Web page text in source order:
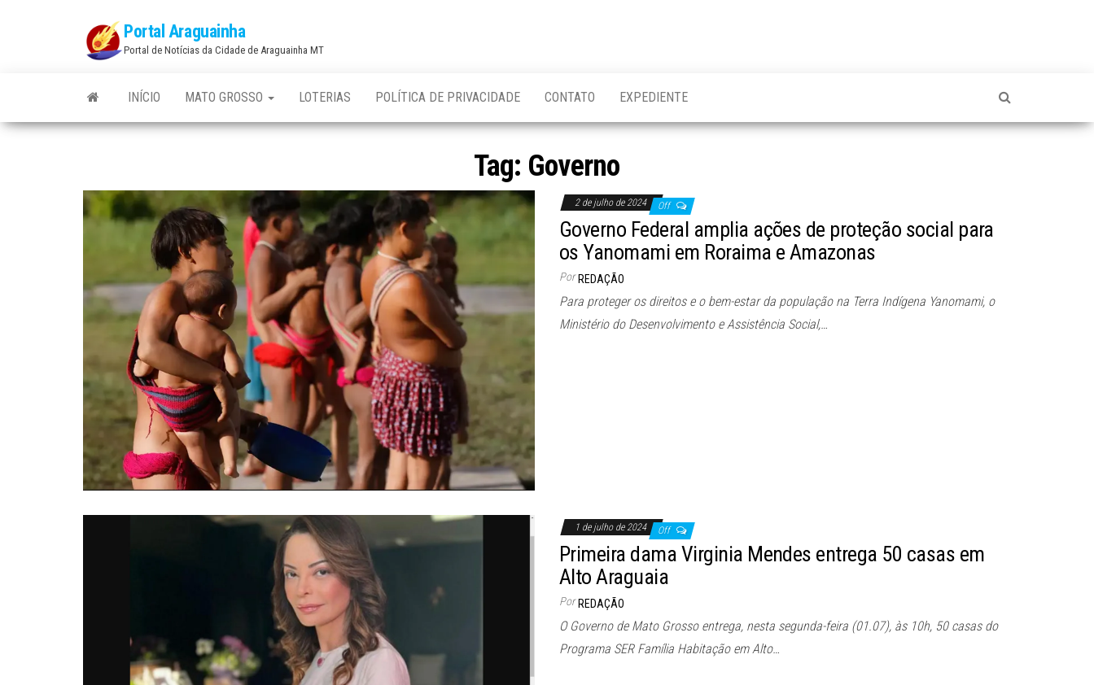
Portal Araguainha
Portal de Notícias da Cidade de Araguainha MT
INÍCIO MATO GROSSO LOTERIAS POLÍTICA DE PRIVACIDADE CONTATO EXPEDIENTE
Tag: Governo
2 de julho de 2024 Off
Governo Federal amplia ações de proteção social para
os Yanomami em Roraima e Amazonas
Por REDAÇÃO
Para proteger os direitos e o bem-estar da população na Terra Indígena Yanomami, o
Ministério do Desenvolvimento e Assistência Social,…
1 de julho de 2024 Off
Primeira dama Virginia Mendes entrega 50 casas em
Alto Araguaia
Por REDAÇÃO
O Governo de Mato Grosso entrega, nesta segunda-feira (01.07), às 10h, 50 casas do
Programa SER Família Habitação em Alto…